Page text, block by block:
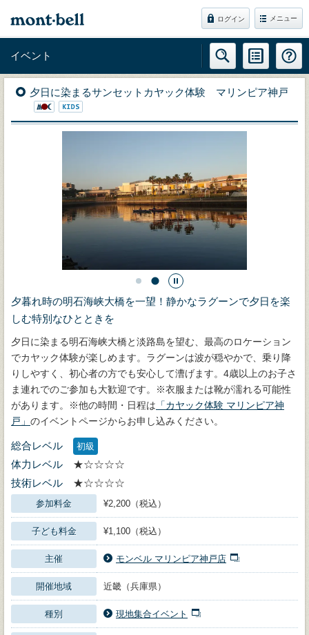
ログイン メニュー
イベント
夕日に染まるサンセットカヤック体験 マリンピア神戸
夕暮れ時の明石海峡大橋を一望！静かなラグーンで夕日を楽
しむ特別なひとときを
夕日に染まる明石海峡大橋と淡路島を望む、最高のロケーション
でカヤック体験が楽しめます。ラグーンは波が穏やかで、乗り降
りしやすく、初心者の方でも安心して漕げます。4歳以上のお子さ
ま連れでのご参加も大歓迎です。※衣服または靴が濡れる可能性
があります。※他の時間・日程は 「カヤック体験 マリンピア神
戸」 のイベントページからお申し込みください。
総合レベル 初級
体力レベル
★☆☆☆☆
技術レベル
★☆☆☆☆
参加料金 ¥2,200（税込）
子ども料金 ¥1,100（税込）
主催 モンベル マリンピア神戸店
開催地域 近畿（兵庫県）
種別 現地集合イベント